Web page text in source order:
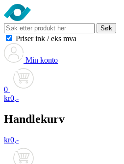
Søk
Priser ink / eks mva
Min konto
0
kr0,-
Handlekurv
kr0,-